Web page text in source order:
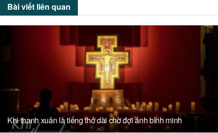
Bài viết liên quan
Khi thanh xuân là tiếng thở dài chờ đợi ánh bình minh